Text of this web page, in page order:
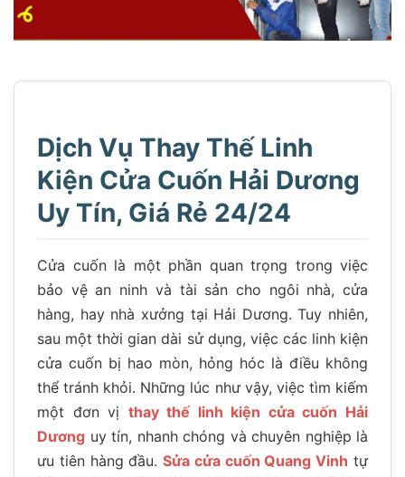
Dịch Vụ Thay Thế Linh
Kiện Cửa Cuốn Hải Dương
Uy Tín, Giá Rẻ 24/24
Cửa cuốn là một phần quan trọng trong việc
bảo vệ an ninh và tài sản cho ngôi nhà, cửa
hàng, hay nhà xưởng tại Hải Dương. Tuy nhiên,
sau một thời gian dài sử dụng, việc các linh kiện
cửa cuốn bị hao mòn, hỏng hóc là điều không
thể tránh khỏi. Những lúc như vậy, việc tìm kiếm
một đơn vị thay thế linh kiện cửa cuốn Hải
Dương uy tín, nhanh chóng và chuyên nghiệp là
ưu tiên hàng đầu.Sửa cửa cuốn Quang Vinh tự